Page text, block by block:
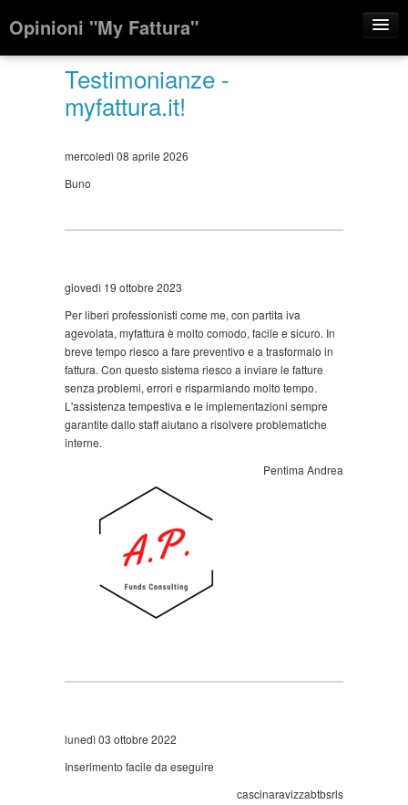
Opinioni "My Fattura"
Chi Siamo
Come funziona
Testimonials
Testimonianze -
myfattura.it!
mercoledì 08 aprile 2026
Buno
giovedì 19 ottobre 2023
Per liberi professionisti come me, con partita iva
agevolata, myfattura è molto comodo, facile e sicuro. In
breve tempo riesco a fare preventivo e a trasformalo in
fattura. Con questo sistema riesco a inviare le fatture
senza problemi, errori e risparmiando molto tempo.
L'assistenza tempestiva e le implementazioni sempre
garantite dallo staff aiutano a risolvere problematiche
interne.
Pentima Andrea
lunedì 03 ottobre 2022
Inserimento facile da eseguire
cascinaravizzabtbsrls